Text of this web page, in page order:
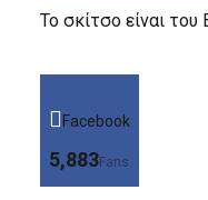
Το σκίτσο είναι
Facebook
5,883Fans